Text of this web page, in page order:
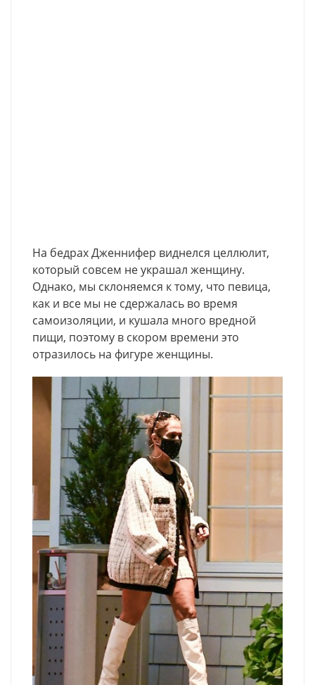
На бедрах Дженнифер виднелся целлюлит,
который совсем не украшал женщину.
Однако, мы склоняемся к тому, что певица,
как и все мы не сдержалась во время
самоизоляции, и кушала много вредной
пищи, поэтому в скором времени это
отразилось на фигуре женщины.